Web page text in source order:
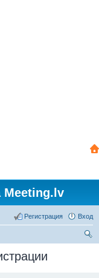
Meeting.lv
Вход
Регистрация